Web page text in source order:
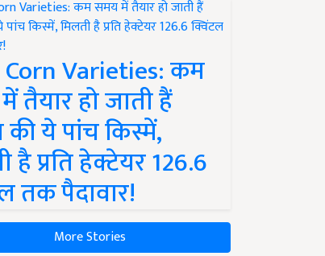
Corn Varieties: कम
तैयार हो जाती हैं
ये पांच किस्में,
है प्रति हेक्टेयर 126.6
तक पैदावार!
More Stories